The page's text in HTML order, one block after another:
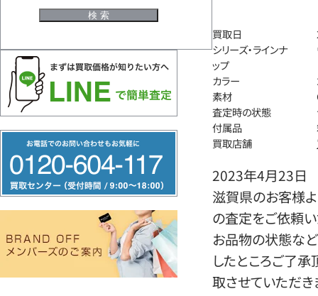
リ
ー
ヤ
買取日
シリーズ・ラインナ
ップ
カラー
素材
査定時の状態
付属品
買取店舗
2023年4月23日
滋賀県のお客様
の査定をご依頼い
お品物の状態など
したところご了
取させていただき